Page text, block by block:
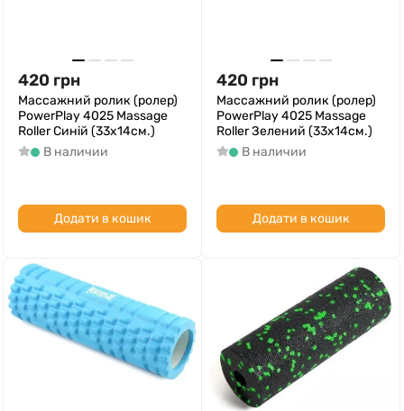
420 грн
Массажний ролик (ролер)
PowerPlay 4025 Massage
Roller Синій (33x14см.)
В наличии
Додати в кошик
420 грн
Массажний ролик (ролер)
PowerPlay 4025 Massage
Roller Зелений (33x14см.)
В наличии
Додати в кошик